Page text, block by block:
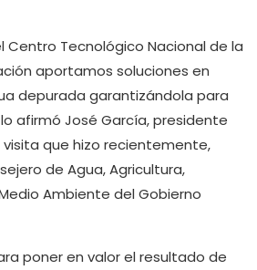
Centro Tecnológico Nacional de la
aportamos soluciones en
depurada garantizándola para
afirmó José García, presidente
visita que hizo recientemente,
de Agua, Agricultura,
Ambiente del Gobierno
poner en valor el resultado de